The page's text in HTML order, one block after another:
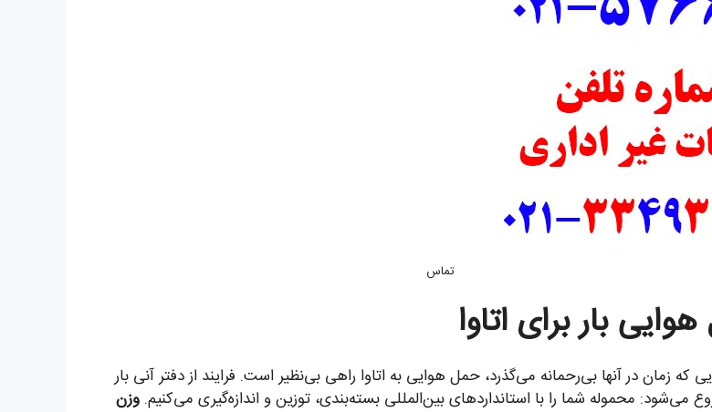
تماس
بار برای اتاوا
که زمان در آنها بی‌رحمانه می‌گذرد، حمل هوایی به اتاوا راهی بی‌نظیر است. فرایند از دفتر آنی بار
می‌شود: محموله شما را با استانداردهای بین‌المللی بسته‌بندی، توزین و اندازه‌گیری می‌کنیم. وزن